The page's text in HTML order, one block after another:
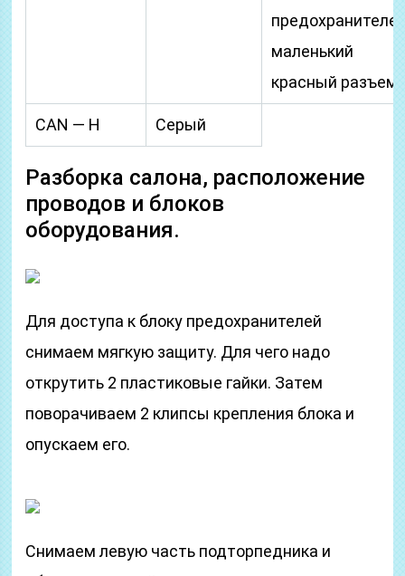
маленький
красный разъем
CAN — H Серый
Разборка салона, расположение
проводов и блоков
оборудования.
Для доступа к блоку предохранителей
снимаем мягкую защиту. Для чего надо
открутить 2 пластиковые гайки. Затем
поворачиваем 2 клипсы крепления блока и
опускаем его.
Снимаем левую часть подторпедника и